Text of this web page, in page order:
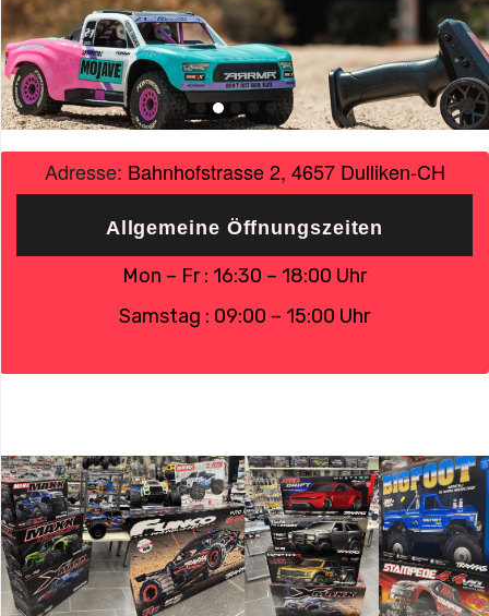
Boot
Arrma
Rc
Models
T2
Racing
Control
Voiture
Télécommandée
Traxxas
Elektronik
Adresse: Bahnhofstrasse 2, 4657 Dulliken-CH
Allgemeine Öffnungszeiten
Mon – Fr : 16:30 – 18:00 Uhr
Samstag : 09:00 – 15:00 Uhr